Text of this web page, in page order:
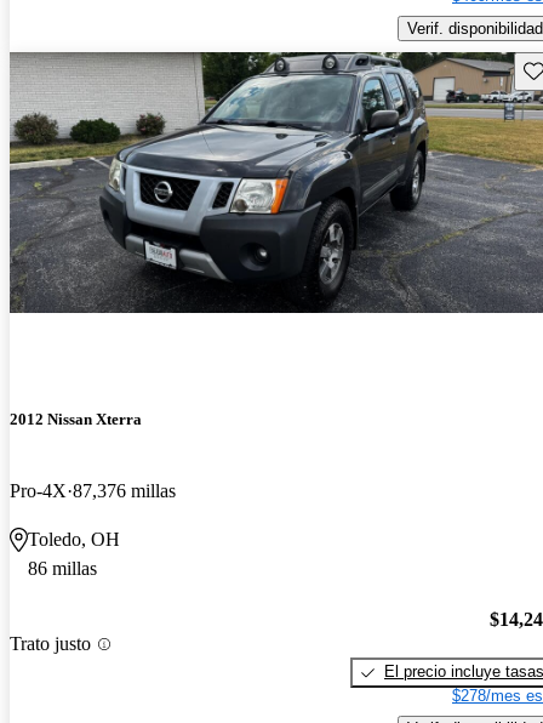
Verif. disponibilidad
2012 Nissan Xterra
Pro-4X 87,376 millas
Toledo, OH
86 millas
Trato justo
El precio incluye tasas
$278/mes